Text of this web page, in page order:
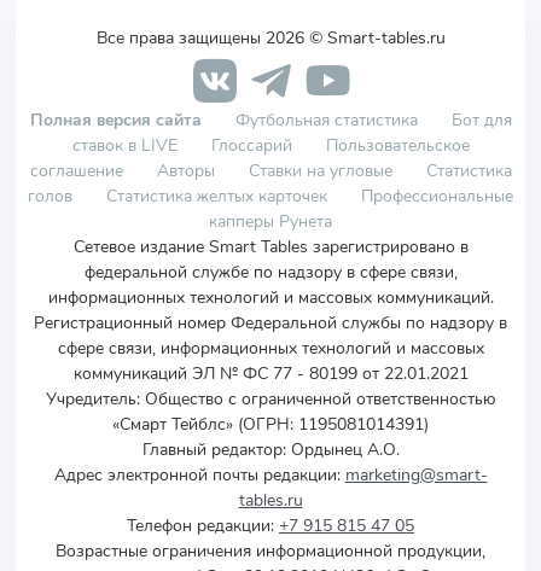
Все права защищены 2026 © Smart-tables.ru
Полная версия сайта Футбольная статистика
Бот для
ставок в LIVE
Глоссарий
Пользовательское
соглашение
Авторы Ставки на угловые
Статистика
голов
Статистика желтых карточек
Профессиональные
капперы Рунета
Сетевое издание Smart Tables зарегистрировано в
федеральной службе по надзору в сфере связи,
информационных технологий и массовых коммуникаций.
Регистрационный номер Федеральной службы по надзору в
сфере связи, информационных технологий и массовых
коммуникаций ЭЛ № ФС 77 - 80199 от 22.01.2021
Учредитель: Общество с ограниченной ответственностью
«Смарт Тейблс» (ОГРН: 1195081014391)
Главный редактор: Ордынец А.О.
Адрес электронной почты редакции: marketing@smart-
tables.ru
Телефон редакции: +7 915 815 47 05
Возрастные ограничения информационной продукции,